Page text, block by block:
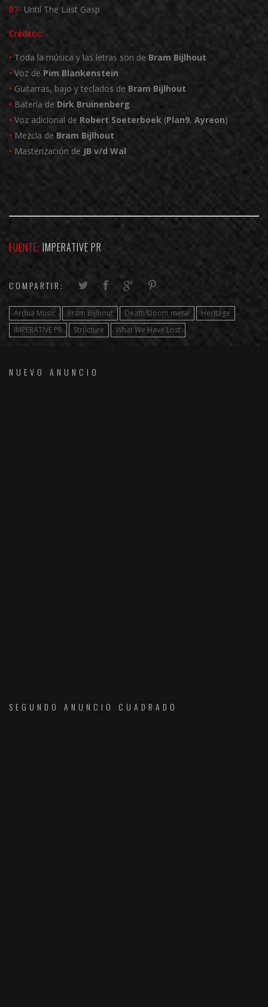
07- Until The Last Gasp
Créditos:
• Toda la música y las letras son de Bram Bijlhout
• Voz de Pim Blankenstein
• Guitarras, bajo y teclados de Bram Bijlhout
• Batería de Dirk Bruinenberg
• Voz adicional de Robert Soeterboek (Plan9, Ayreon)
• Mezcla de Bram Bijlhout
• Masterización de JB v/d Wal
FUENTE: IMPERATIVE PR
COMPARTIR:
Ardua Music Bram Bijlhout Death/Doom metal
Heritage
IMPERATIVE PR
Structure What We Have Lost
NUEVO ANUNCIO
SEGUNDO ANUNCIO CUADRADO